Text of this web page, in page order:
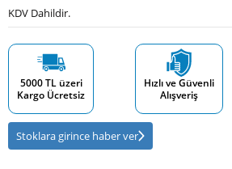
KDV Dahildir.
5000 TL üzeri
Kargo Ücretsiz
Hızlı ve Güvenli
Alışveriş
Stoklara girince haber ver